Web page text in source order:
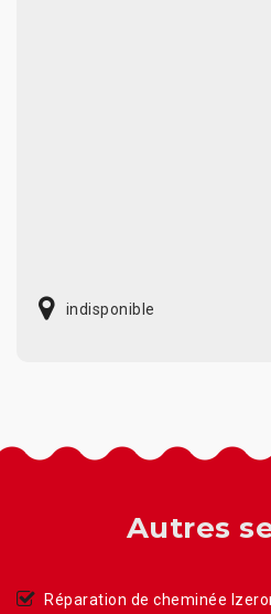
indisponible
Autres
Réparation de cheminée